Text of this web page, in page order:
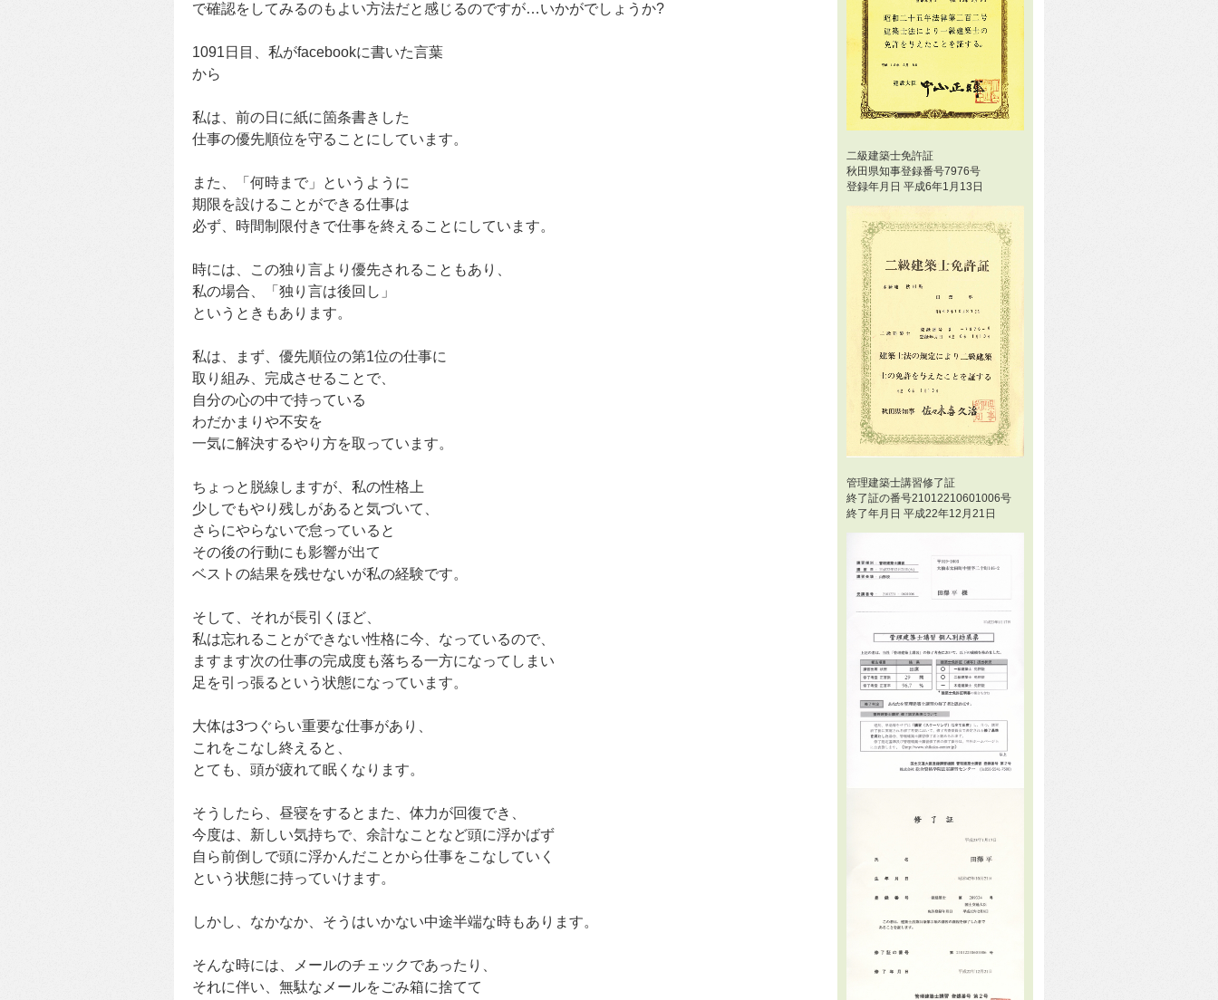
で確認をしてみるのもよい方法だと感じるのですが…いかがでしょうか?
1091日目、私がfacebookに書いた言葉
から
私は、前の日に紙に箇条書きした
仕事の優先順位を守ることにしています。
また、「何時まで」というように
期限を設けることができる仕事は
必ず、時間制限付きで仕事を終えることにしています。
時には、この独り言より優先されることもあり、
私の場合、「独り言は後回し」
というときもあります。
私は、まず、優先順位の第1位の仕事に
取り組み、完成させることで、
自分の心の中で持っている
わだかまりや不安を
一気に解決するやり方を取っています。
ちょっと脱線しますが、私の性格上
少しでもやり残しがあると気づいて、
さらにやらないで怠っていると
その後の行動にも影響が出て
ベストの結果を残せないが私の経験です。
そして、それが長引くほど、
私は忘れることができない性格に今、なっているので、
ますます次の仕事の完成度も落ちる一方になってしまい
足を引っ張るという状態になっています。
大体は3つぐらい重要な仕事があり、
これをこなし終えると、
とても、頭が疲れて眠くなります。
そうしたら、昼寝をするとまた、体力が回復でき、
今度は、新しい気持ちで、余計なことなど頭に浮かばず
自ら前倒しで頭に浮かんだことから仕事をこなしていく
という状態に持っていけます。
しかし、なかなか、そうはいかない中途半端な時もあります。
そんな時には、メールのチェックであったり、
それに伴い、無駄なメールをごみ箱に捨てて
二級建築士免許証
秋田県知事登録番号7976号
登録年月日 平成6年1月13日
管理建築士講習修了証
終了証の番号21012210601006号
終了年月日 平成22年12月21日